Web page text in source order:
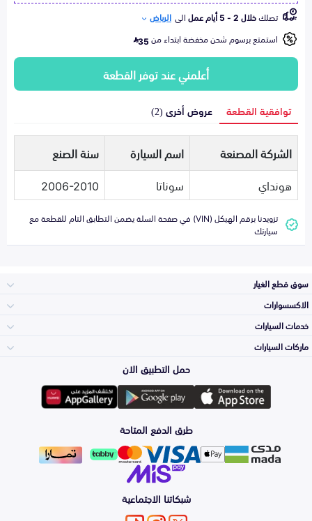
تصلكخلال 2 - 5 أيام عمل الى الرياض
استمتع برسوم شحن مخفضة ابتداء من35
أعلمني عند توفر القطعة
توافقية القطعة عروض أخرى (2)
الشركة المصنعة اسم السيارة
سنة الصنع
هونداي
سوناتا 2006-2010
تزويدنا برقم الهيكل (VIN) في صفحة السلة يضمن التطابق التام للقطعة مع
سيارتك
سوق قطع الغيار
المكائن، القيرات
وملحقاتها
الشمعات
والاصطبات (الاضاءة)
الفرامل والأقمشة
الاكسسوارات
لوازم الرحلات
اكسسوارات العناية
الزيوت و السوائل
خدمات السيارات
الأكثر مبيعاً
التلميع والعناية
ماركات السيارات
تويوتا
هيونداي
كيا
حمل التطبيق الان
طرق الدفع المتاحة
شبكاتنا الاجتماعية